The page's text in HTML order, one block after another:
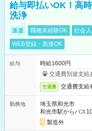
給与即払いOK！高
洗浄
派遣 職種未経験OK 社会
WEB登録・面接OK
給与
時給1600円
交通費別途支給
交通費 交通費支給
勤務地
埼玉県和光市
和光市駅からバス
製造外